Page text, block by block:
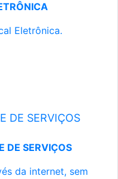
Eletrônica.
DE SERVIÇOS
DE SERVIÇOS
da internet, sem